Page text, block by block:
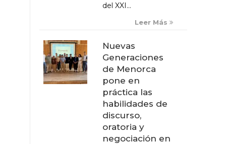
del XXI...
Leer Más
Nuevas
Generaciones
de Menorca
pone en
práctica las
habilidades de
discurso,
oratoria y
negociación en